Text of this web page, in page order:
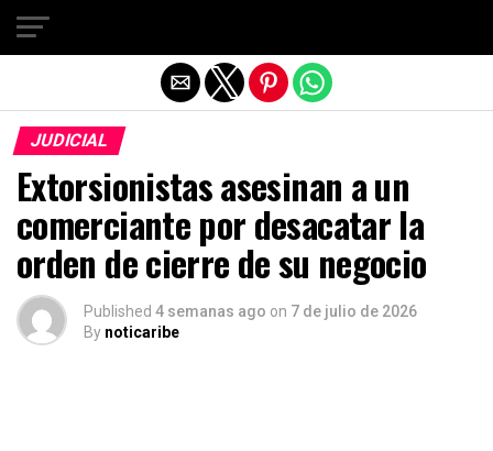
JUDICIAL
Extorsionistas asesinan a un
comerciante por desacatar la
orden de cierre de su negocio
Published 4 semanas ago on 7 de julio de 2026
By noticaribe